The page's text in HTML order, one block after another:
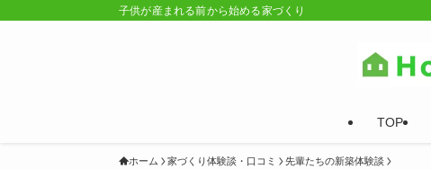
子供が産まれる前から始める家づくり
TOP
ホーム 家づくり体験談・口コミ 先輩たちの新築体験談